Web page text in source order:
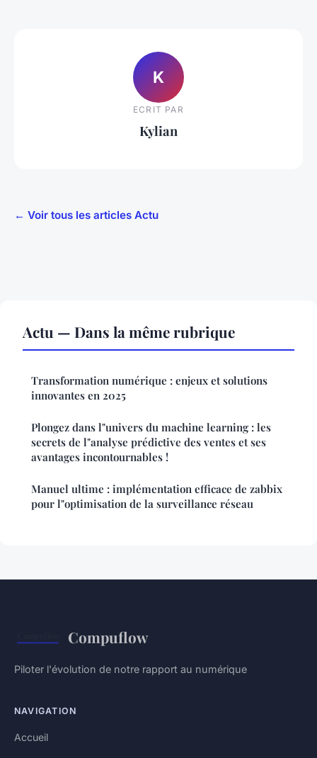
K
ECRIT PAR
Kylian
← Voir tous les articles Actu
Actu — Dans la même rubrique
Transformation numérique : enjeux et solutions
innovantes en 2025
Plongez dans l"univers du machine learning : les
secrets de l"analyse prédictive des ventes et ses
avantages incontournables !
Manuel ultime : implémentation efficace de zabbix
pour l"optimisation de la surveillance réseau
Compuflow
Piloter l'évolution de notre rapport au numérique
NAVIGATION
Accueil